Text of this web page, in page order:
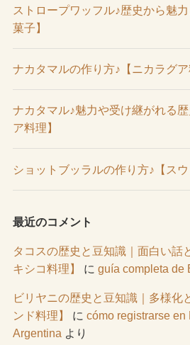
ストロープワッフル♪歴史から魅
菓子】
ナカタマルの作り方♪【ニカラグア
ナカタマル♪魅力や受け継がれる
ア料理】
ショットブッラルの作り方♪【スウ
最近のコメント
タコスの歴史と豆知識｜面白い話
キシコ料理】
に guía completa de
ビリヤニの歴史と豆知識｜多様化
ンド料理】
に cómo registrarse en
Argentina より